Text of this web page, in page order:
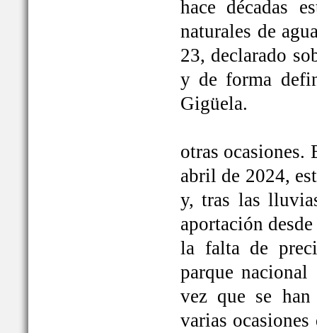
hace décadas
naturales de
23, declarado
y de forma
Gigüela.
otras ocasiones.
abril de 2024,
y, tras las
aportación
la falta de
parque
vez que se
varias